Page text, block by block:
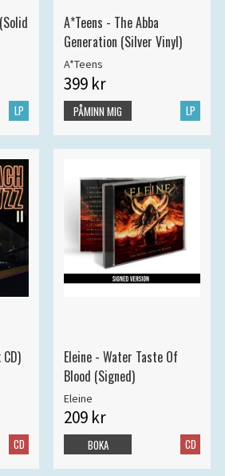
LP
A*Teens - The Abba
Generation (Silver Vinyl)
A*Teens
399 kr
LP
PÅMINN MIG
CD
Eleine - Water Taste Of
Blood (Signed)
Eleine
209 kr
CD
BOKA